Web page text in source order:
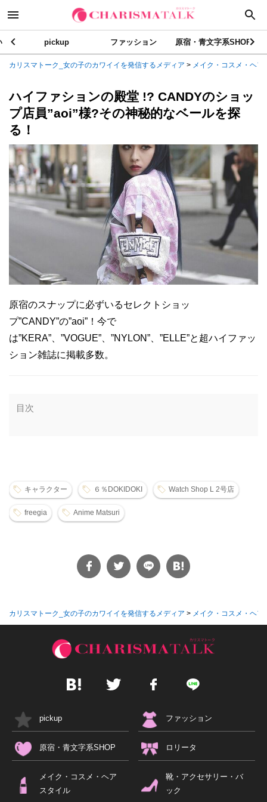
pickup ファッション 原宿・青文字系SHOP
カリスマトーク_女の子のカワイイを発信するメディア > メイク・コスメ・ヘア
ハイファションの殿堂 !? CANDYのショッ
プ店員”aoi”様?その神秘的なベールを探
る！
原宿のスナップに必ずいるセレクトショッ
プ”CANDY”の”aoi”！今で
は”KERA”、”VOGUE”、”NYLON”、”ELLE”と超ハイファッ
ション雑誌に掲載多数。
目次
キャラクター ６％DOKIDOKI Watch Shop L 2号店
freegia Anime Matsuri
カリスマトーク_女の子のカワイイを発信するメディア > メイク・コスメ・ヘア
pickup ファッション
原宿・青文字系SHOP ロリータ
メイク・コスメ・ヘア
スタイル
靴・アクセサリー・バ
ック